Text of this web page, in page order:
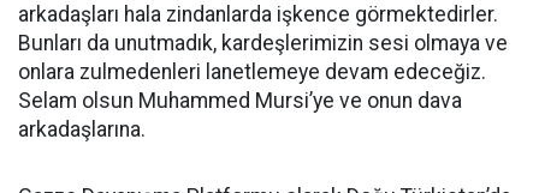
arkadaşları hala zindanlarda işkence görmektedirler.
Bunları da unutmadık, kardeşlerimizin sesi olmaya ve
onlara zulmedenleri lanetlemeye devam edeceğiz.
Selam olsun Muhammed Mursi’ye ve onun dava
arkadaşlarına.